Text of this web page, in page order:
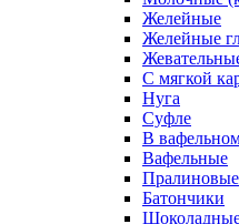
Желейные
Желейные
С мягкой
Нуга
Суфле
В
Вафельные
Пралиновые
Батончики
Шоколадные